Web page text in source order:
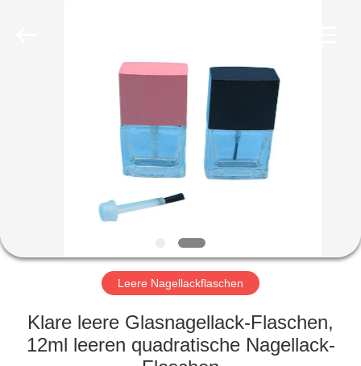
PRODUKTE
VR-
SHOW
ÜBER
UNS
Leere Nagellackflaschen
Klare leere Glasnagellack-Flaschen,
12ml leeren quadratische Nagellack-